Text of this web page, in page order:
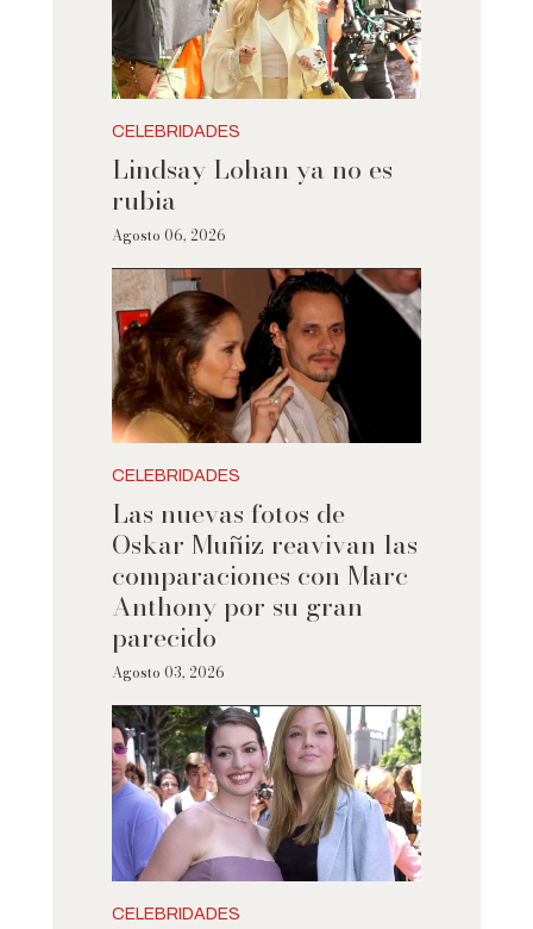
CELEBRIDADES
Lindsay Lohan ya no es
rubia
Agosto 06, 2026
CELEBRIDADES
Las nuevas fotos de
Oskar Muñiz reavivan las
comparaciones con Marc
Anthony por su gran
parecido
Agosto 03, 2026
CELEBRIDADES